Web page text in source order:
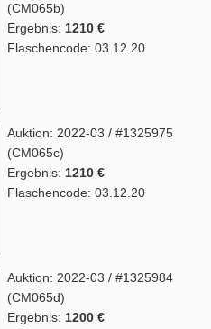
(CM065b)
Ergebnis: 1210 €
Flaschencode: 03.12.20
Auktion: 2022-03 / #1325975
(CM065c)
Ergebnis: 1210 €
Flaschencode: 03.12.20
Auktion: 2022-03 / #1325984
(CM065d)
Ergebnis: 1200 €